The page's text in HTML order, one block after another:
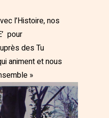
l’Histoire, nos
pour
des Tu
animent et nous
»